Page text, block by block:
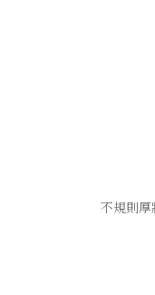
不規則